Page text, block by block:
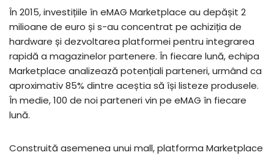
În 2015, investițiile în eMAG Marketplace au depășit 2
milioane de euro și s-au concentrat pe achiziția de
hardware și dezvoltarea platformei pentru integrarea
rapidă a magazinelor partenere. În fiecare lună, echipa
Marketplace analizează potențiali parteneri, urmând ca
aproximativ 85% dintre aceștia să își listeze produsele.
În medie, 100 de noi parteneri vin pe eMAG în fiecare
lună.
Construită asemenea unui mall, platforma Marketplace